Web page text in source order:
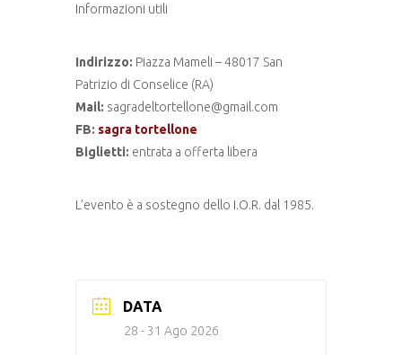
Informazioni utili
Indirizzo: Piazza Mameli – 48017 San
Patrizio di Conselice (RA)
Mail: sagradeltortellone@gmail.com
FB: sagra tortellone
Biglietti: entrata a offerta libera
L’evento è a sostegno dello I.O.R. dal 1985.
DATA
28 - 31 Ago 2026